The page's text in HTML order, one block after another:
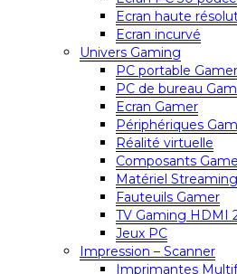
Ecran haute
Ecran incurvé
Univers Gaming
PC portable Gamer
PC de bureau
Ecran Gamer
Périphériques
Réalité virtuelle
Composants
Matériel Streaming
Fauteuils Gamer
TV Gaming HDMI
Jeux PC
Impression – Scanner
Imprimantes